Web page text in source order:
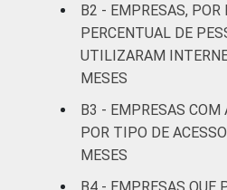
B2 - EMPRESAS, POR
PERCENTUAL DE
UTILIZARAM
MESES
B3 - EMPRESAS COM
POR TIPO DE
MESES